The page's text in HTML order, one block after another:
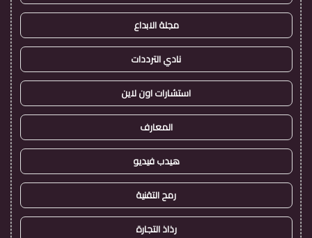
مجلة الابداع
نادي الترددات
استشارات اون لاين
المعارف
هيدب فيديو
رمح التقنية
رذاذ التجارة